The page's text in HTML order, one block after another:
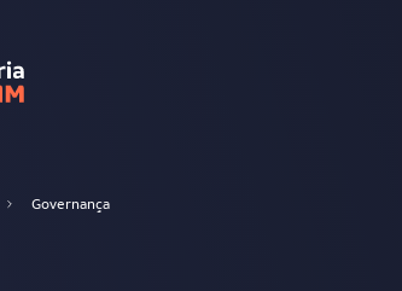
Governança